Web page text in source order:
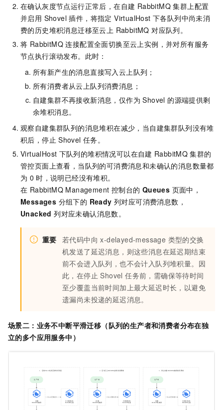
在确认灰度节点运行正常后，在自建 RabbitMQ 集群上配置
并启用 Shovel 插件，将指定 VirtualHost 下各队列中尚未消
费的历史堆积消息迁移至云上 RabbitMQ 对应队列。
将 RabbitMQ 连接配置全面切换至云上实例，并对所有服务
节点执行滚动发布。此时：
所有新产生的消息直接写入云上队列；
所有消费者从云上队列消费消息；
自建集群不再接收新消息，仅作为 Shovel 的源端提供剩
余堆积消息。
观察自建集群队列的消息堆积在减少，当自建集群队列没有堆
积后，停止 Shovel 任务。
VirtualHost 下队列的堆积情况可以在自建 RabbitMQ 集群的
管控页面上查看，当队列的可消费消息和未确认的消息数量都
为 0 时，说明已经没有堆积。
在 RabbitMQ Management 控制台的 Queues 页面中，
Messages 分组下的 Ready 列对应可消费消息数，
Unacked 列对应未确认消息数。
重要 若代码中向 x-delayed-message 类型的交换
机发送了延迟消息，则这些消息在延迟期结束
前不会进入队列，也不会计入队列堆积量。因
此，在停止 Shovel 任务前，需确保等待时间
至少覆盖当前时间加上最大延迟时长，以避免
遗漏尚未投递的延迟消息。
场景二： 业务不中断平滑迁移（队列的生产者和消费者分布在独
立的多个应用服务中）